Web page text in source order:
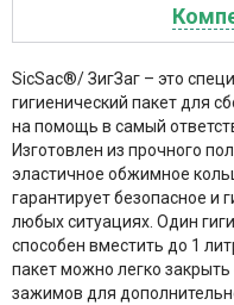
SicSac®/ ЗигЗаг – это
гигиенический пакет для
на помощь в самый
Изготовлен из прочного
эластичное обжимное
гарантирует безопасное и
любых ситуациях. Один
способен вместить до 1
пакет можно легко
зажимов для